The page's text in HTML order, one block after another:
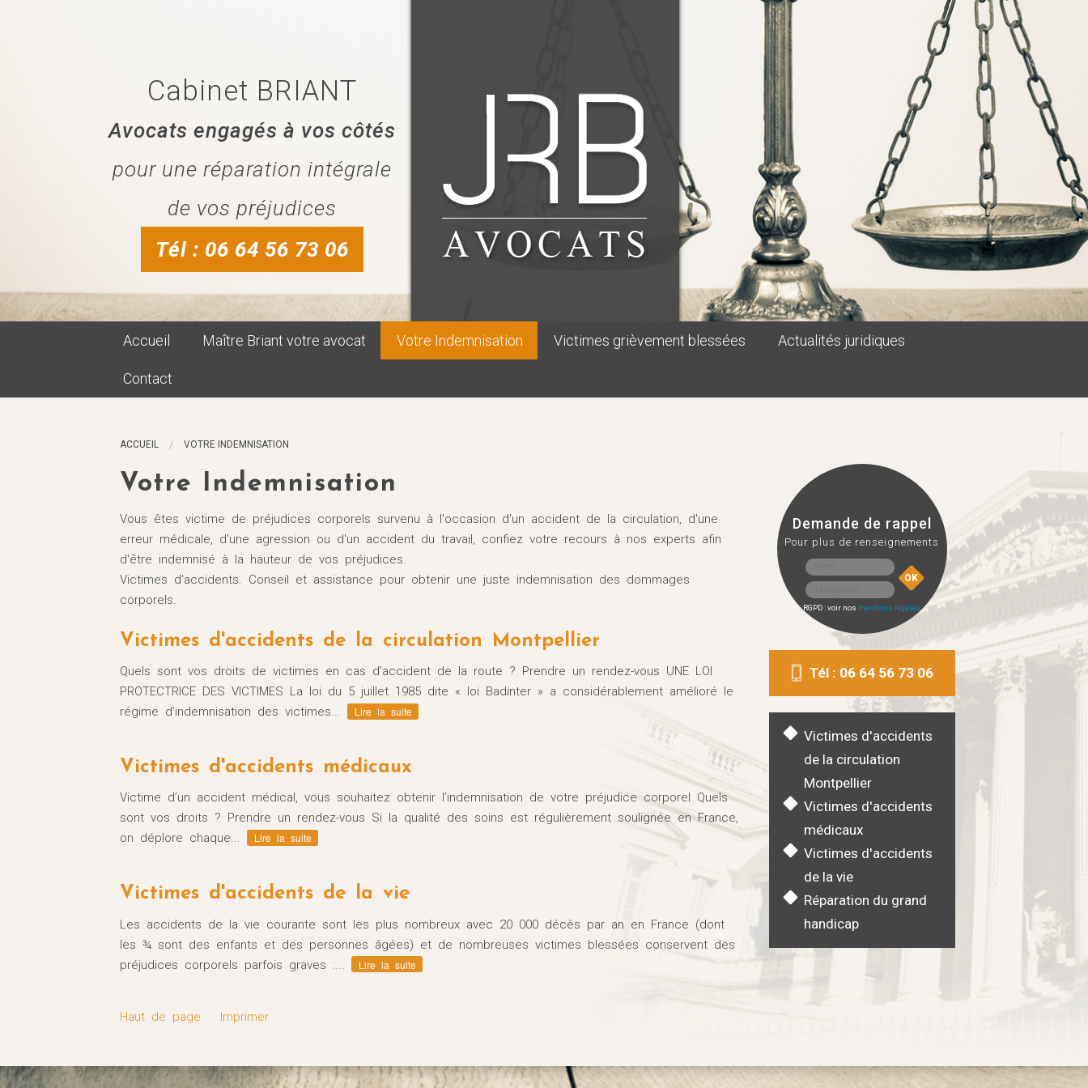
Cabinet BRIANT
Avocats engagés à vos côtés
pour une réparation intégrale
de vos préjudices
Tél : 06 64 56 73 06
Accueil Maître Briant votre avocat
Le dommage corporel
Votre Indemnisation Victimes grièvement blessées Actualités juridiques
Contact
ACCUEIL VOTRE INDEMNISATION
Votre Indemnisation
Vous êtes victime de préjudices corporels survenu à l'occasion d'un accident de la circulation, d'une
erreur médicale, d'une agression ou d'un accident du travail, confiez votre recours à nos experts afin
d'être indemnisé à la hauteur de vos préjudices.
Victimes d'accidents. Conseil et assistance pour obtenir une juste indemnisation des dommages
corporels.
Victimes d'accidents de la circulation Montpellier
Quels sont vos droits de victimes en cas d'accident de la route ? Prendre un rendez-vous UNE LOI
PROTECTRICE DES VICTIMES La loi du 5 juillet 1985 dite « loi Badinter » a considérablement amélioré le
régime d’indemnisation des victimes...
Lire la suite
Victimes d'accidents médicaux
Victime d’un accident médical, vous souhaitez obtenir l’indemnisation de votre préjudice corporel Quels
sont vos droits ? Prendre un rendez-vous Si la qualité des soins est régulièrement soulignée en France,
on déplore chaque...
Lire la suite
Victimes d'accidents de la vie
Les accidents de la vie courante sont les plus nombreux avec 20 000 décès par an en France (dont
les ¾ sont des enfants et des personnes âgées) et de nombreuses victimes blessées conservent des
préjudices corporels parfois graves :...
Lire la suite
Haut de page Imprimer
Demande de rappel
Pour plus de renseignements
RGPD : voir nos mentions légales
Tél : 06 64 56 73 06
Victimes d'accidents
de la circulation
Montpellier
Victimes d'accidents
médicaux
Victimes d'accidents
de la vie
Réparation du grand
handicap
JURIDIQUES
Mardi 27 Août 2024
Accident mortel de la route : quelles
démarches ?